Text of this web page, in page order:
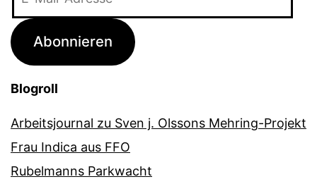
Adresse
Abonnieren
Blogroll
Arbeitsjournal zu Sven j. Olssons Mehring-Projekt
Frau Indica aus FFO
Rubelmanns Parkwacht